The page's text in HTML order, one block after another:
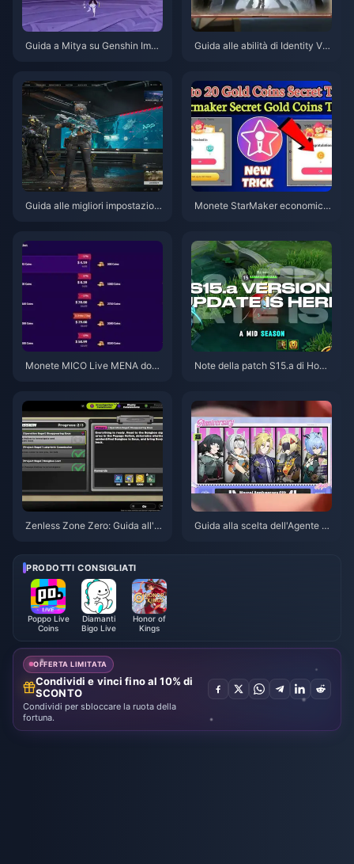
Guida a Mitya su Genshin Impa
Guida alle abilità di Identity V H
Guida alle migliori impostazioni
Monete StarMaker economich
Monete MICO Live MENA dopo
Note della patch S15.a di Hono
Zenless Zone Zero: Guida all'O
Guida alla scelta dell'Agente gr
PRODOTTI CONSIGLIATI
Poppo Live
Coins
Diamanti
Bigo Live
Honor of
Kings
OFFERTA LIMITATA
Condividi e vinci fino al 10% di
SCONTO
Condividi per sbloccare la ruota della
fortuna.